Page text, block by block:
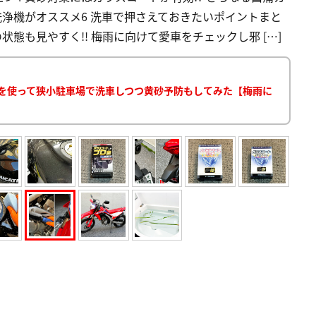
機がオススメ6 洗車で押さえておきたいポイントまと
態も見やすく!! 梅雨に向けて愛車をチェックし邪 […]
って狭小駐車場で洗車しつつ黄砂予防もしてみた【梅雨に